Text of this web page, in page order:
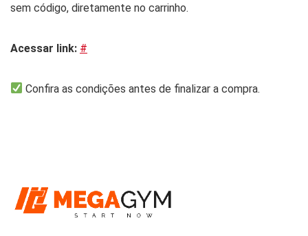
sem código, diretamente no carrinho.
Acessar link: #
Confira as condições antes de finalizar a compra.